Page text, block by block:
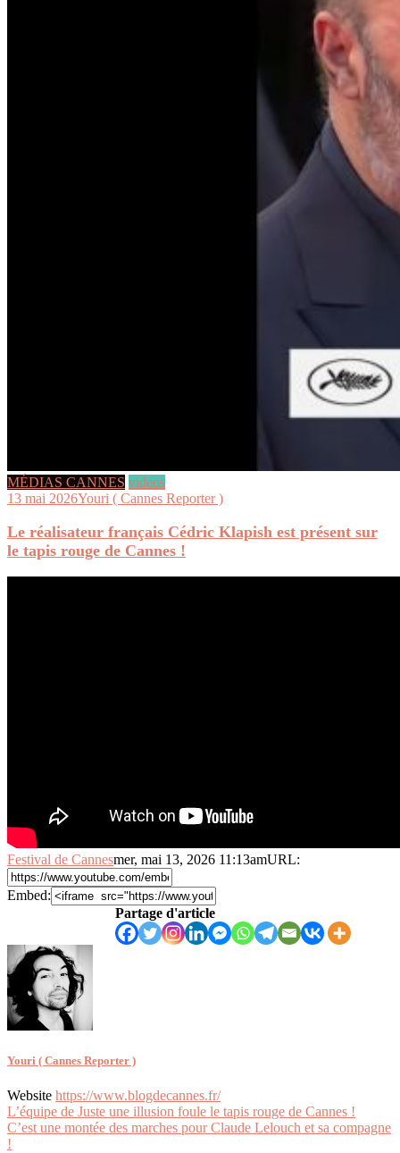
MÉDIAS CANNES videos
13 mai 2026Youri ( Cannes Reporter )
Le réalisateur français Cédric Klapish est présent sur
le tapis rouge de Cannes !
Festival de Cannesmer, mai 13, 2026 11:13amURL:
Embed:
Partage d'article
Youri ( Cannes Reporter )
Website https://www.blogdecannes.fr/
Navigation
de
L’équipe de Juste une illusion foule le tapis rouge de Cannes !
C’est une montée des marches pour Claude Lelouch et sa compagne
!